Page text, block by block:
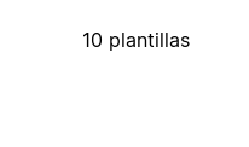
10 plantillas